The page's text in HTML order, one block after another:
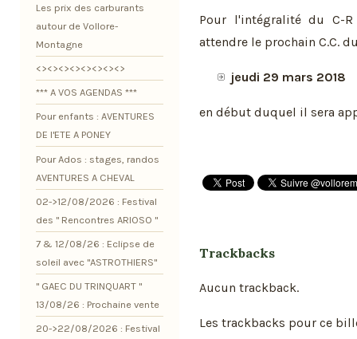
Pour l'intégralité du C-
attendre le prochain C.C.
jeudi 29 mars 2018
en début duquel il sera
Trackbacks
Aucun trackback.
Les trackbacks pour ce
Les prix des carburants
autour de Vollore-
Montagne
<><><><><><><><>
*** A VOS AGENDAS ***
Pour enfants : AVENTURES
DE l'ETE A PONEY
Pour Ados : stages, randos
AVENTURES A CHEVAL
02->12/08/2026 : Festival
des " Rencontres ARIOSO "
7 & 12/08/26 : Eclipse de
soleil avec "ASTROTHIERS"
" GAEC DU TRINQUART "
13/08/26 : Prochaine vente
20->22/08/2026 : Festival